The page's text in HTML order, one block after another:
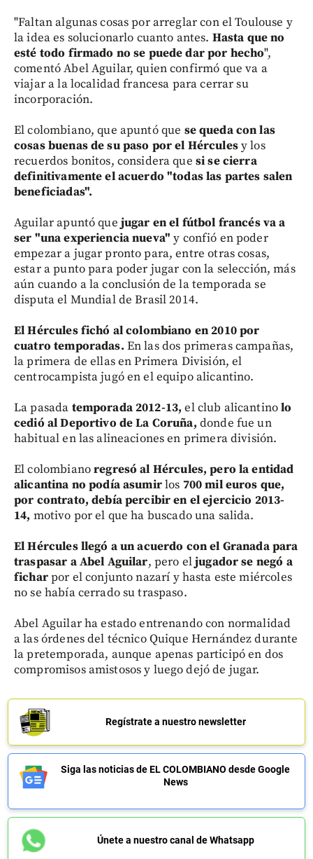
"Faltan algunas cosas por arreglar con el Toulouse y
la idea es solucionarlo cuanto antes. Hasta que no
esté todo firmado no se puede dar por hecho",
comentó Abel Aguilar, quien confirmó que va a
viajar a la localidad francesa para cerrar su
incorporación.
El colombiano, que apuntó que se queda con las
cosas buenas de su paso por el Hérculesy los
recuerdos bonitos, considera que si se cierra
definitivamente el acuerdo "todas las partes salen
beneficiadas".
Aguilar apuntó que jugar en el fútbol francés va a
ser "una experiencia nueva"y confió en poder
empezar a jugar pronto para, entre otras cosas,
estar a punto para poder jugar con la selección, más
aún cuando a la conclusión de la temporada se
disputa el Mundial de Brasil 2014.
El Hércules fichó al colombiano en 2010 por
cuatro temporadas. En las dos primeras campañas,
la primera de ellas en Primera División, el
centrocampista jugó en el equipo alicantino.
La pasada temporada 2012-13, el club alicantinolo
cedió al Deportivo de La Coruña, donde fue un
habitual en las alineaciones en primera división.
El colombianoregresó al Hércules, pero la entidad
alicantina no podía asumirlos 700 mil euros que,
por contrato, debía percibir en el ejercicio 2013-
14, motivo por el que ha buscado una salida.
El Hércules llegó a un acuerdo con el Granada para
traspasar a Abel Aguilar, pero eljugador se negó a
ficharpor el conjunto nazarí y hasta este miércoles
no se había cerrado su traspaso.
Abel Aguilar ha estado entrenando con normalidad
a las órdenes del técnico Quique Hernández durante
la pretemporada, aunque apenas participó en dos
compromisos amistosos y luego dejó de jugar.
Regístrate a nuestro newsletter
Siga las noticias de EL COLOMBIANO desde Google
News
Únete a nuestro canal de Whatsapp